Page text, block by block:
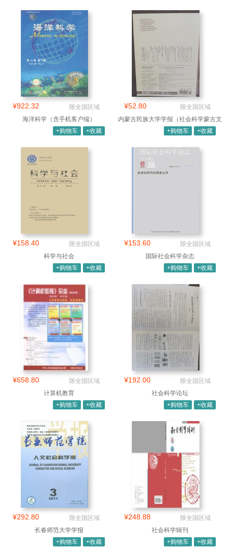
¥922.32
限全国区域
海洋科学（含手机客户端）
+购物车
+收藏
¥52.80
限全国区域
内蒙古民族大学学报（社会科学蒙古文
版）
+购物车 +收藏
¥158.40
限全国区域
科学与社会
+购物车
+收藏
¥153.60
限全国区域
国际社会科学杂志
+购物车
+收藏
¥658.80
限全国区域
计算机教育
+购物车
+收藏
¥192.00
限全国区域
社会科学论坛
+购物车
+收藏
¥292.80
限全国区域
长春师范大学学报
+购物车
+收藏
¥248.88
限全国区域
社会科学辑刊
+购物车
+收藏